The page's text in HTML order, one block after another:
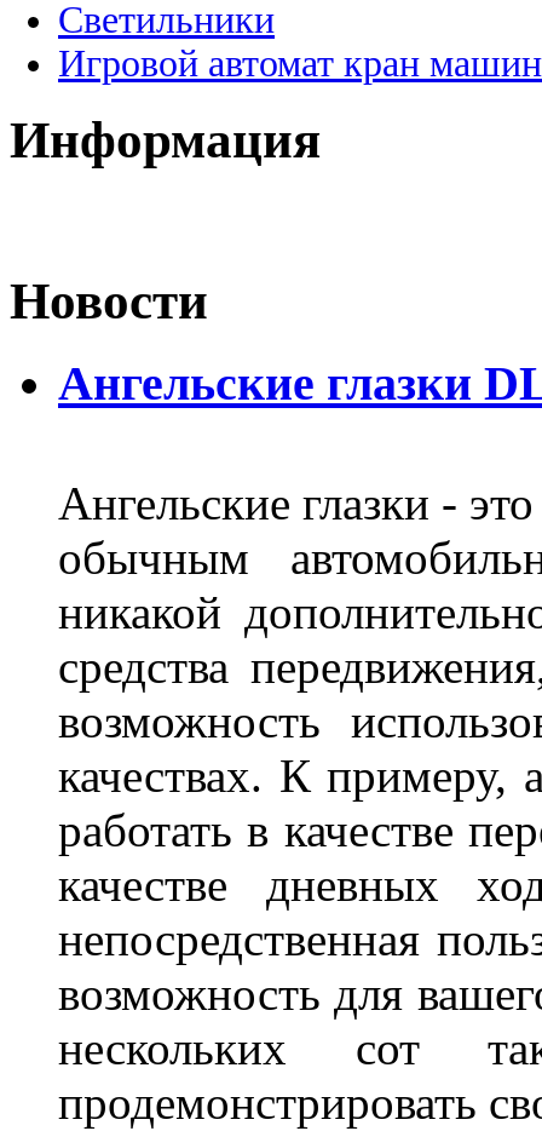
Светильники
Игровой автомат кран
Информация
Новости
Ангельские глазки
Ангельские глазки -
обычным
никакой
средства
возможность
качествах. К примеру,
работать в качестве
качестве дневных
непосредственная
возможность для
нескольких
продемонстрировать